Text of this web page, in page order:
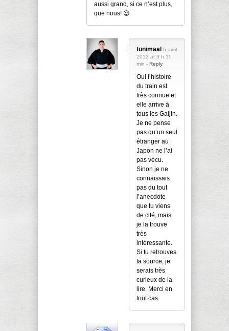
aussi grand, si ce n’est plus,
que nous! 😉
tunimaal 6 avril
2012 at 9 h 15
min - Reply
Oui l’histoire
du train est
très connue et
elle arrive à
tous les Gaijin.
Je ne pense
pas qu’un seul
étranger au
Japon ne l’ai
pas vécu.
Sinon je ne
connaissais
pas du tout
l’anecdote
que tu viens
de cité, mais
je la trouve
très
intéressante.
Si tu retrouves
ta source, je
serais très
curieux de la
lire. Merci en
tout cas.